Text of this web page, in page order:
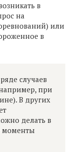
в
на
или
в
случаев
при
В других
делать в
моменты